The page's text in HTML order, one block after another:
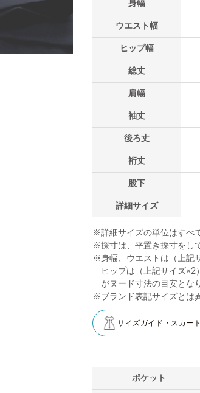
身幅
ウエスト幅
ヒップ幅
総丈
肩幅
袖丈
後ろ丈
裄丈
股下
詳細サイズ
※詳細サイズの単位はすべ
※採寸は、平置き採寸をし
※身幅、ウエストは（上記
ヒップは（上記サイズ×2
がヌード寸法の目安とな
※ブランド表記サイズとは
サイズガイド・スカー
ポケット